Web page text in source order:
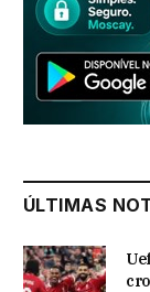
ÚLTIMAS